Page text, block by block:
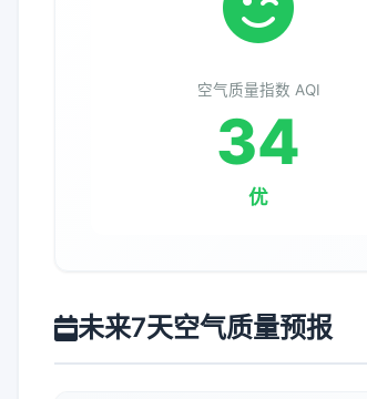
空气质量指数 AQI
34
优
未来7天空气质量预报